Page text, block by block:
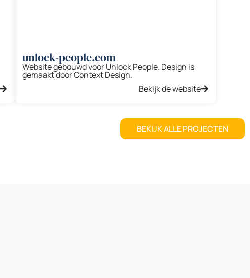
unlock-people.com
Website gebouwd voor Unlock People. Design is
gemaakt door Context Design.
Bekijk de website
BEKIJK ALLE PROJECTEN